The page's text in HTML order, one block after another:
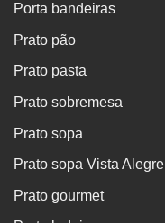
Porta bandeiras
Prato pão
Prato pasta
Prato sobremesa
Prato sopa
Prato sopa Vista Alegre
Prato gourmet